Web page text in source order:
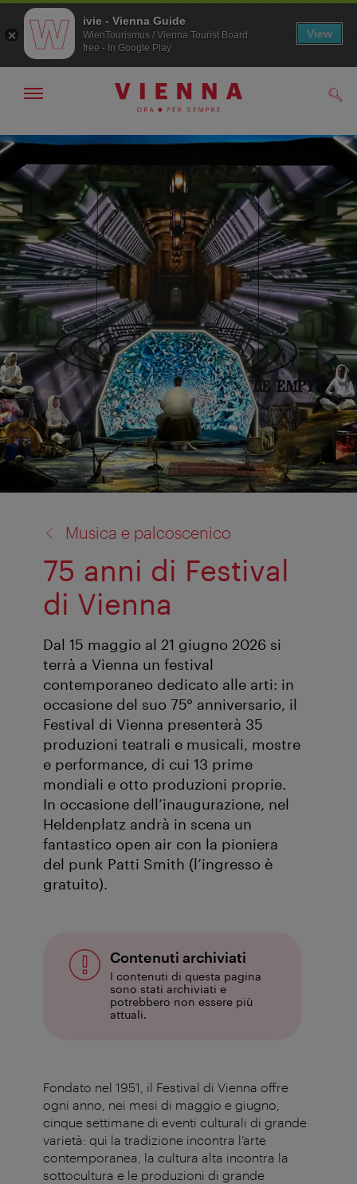
Alla
Al
Mostra/nascondi
Musica e palcoscenico
75 anni di Festival
di Vienna
Dal 15 maggio al 21 giugno 2026 si
terrà a Vienna un festival
contemporaneo dedicato alle arti: in
occasione del suo 75° anniversario, il
Festival di Vienna presenterà 35
produzioni teatrali e musicali, mostre
e performance, di cui 13 prime
mondiali e otto produzioni proprie.
In occasione dell’inaugurazione, nel
Heldenplatz andrà in scena un
fantastico open air con la pioniera
del punk Patti Smith (l’ingresso è
gratuito).
Contenuti archiviati
I contenuti di questa pagina
sono stati archiviati e
potrebbero non essere più
attuali.
Fondato nel 1951, il Festival di Vienna offre
ogni anno, nei mesi di maggio e giugno,
cinque settimane di eventi culturali di grande
varietà: qui la tradizione incontra l’arte
contemporanea, la cultura alta incontra la
sottocultura e le produzioni di grande
ivie - Vienna Guide
WienTourismus / Vienna Tourist Board
free - In Google Play
View